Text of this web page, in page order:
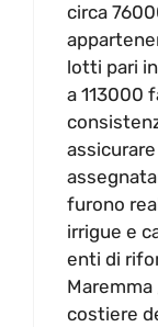
circa
lotti pari
a 113000
furono
irrigue e
enti di
Maremma
costiere